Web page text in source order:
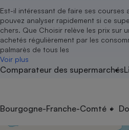
Est-il intéressant de faire ses courses
pouvez analyser rapidement si ce
chers. Que Choisir relève les prix sur
achetés régulièrement par les
palmarès de tous les
Voir plus
Comparateur des supermarchés
Bourgogne-Franche-Comté
Guides d'achat
Conseils
Brèves
Soumettre un litige
Lettres types
Rencontrer une association
Nos grandes victoires
Les billets de la présidente
Nos associations locales
Nous rejoindre
En savoir plus sur Que
?
Notre méthodologie
Notre financement
Nos partenaires
Nous rejoindre